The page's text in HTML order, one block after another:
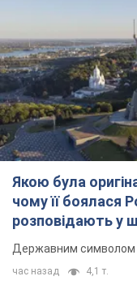
Державним символом
час назад 4,1 т.
Олександру
відомо про
символа 90-х та
мають
За розвитком кар'єри
особисте щастя
7 часов назад 7,0 т.
У ПриватБанку
долари 1996